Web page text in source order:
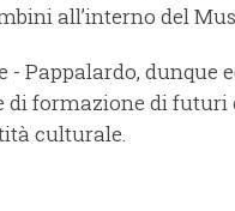
all’interno del
- Pappalardo,
di formazione di
culturale.